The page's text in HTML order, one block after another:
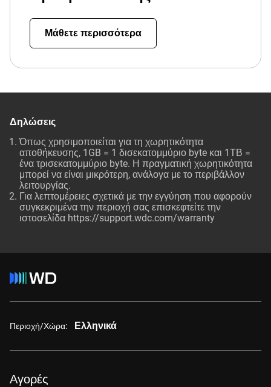
Μάθετε περισσότερα
Δηλώσεις
Όπως χρησιμοποιείται για τη χωρητικότητα
αποθήκευσης, 1GB = 1 δισεκατομμύριο byte και 1ΤΒ =
ένα τρισεκατομμύριο byte. Η πραγματική χωρητικότητα
μπορεί να είναι μικρότερη, ανάλογα με το περιβάλλον
λειτουργίας.
Για λεπτομέρειες σχετικά με την εγγύηση που αφορούν
συγκεκριμένα την περιοχή σας επισκεφτείτε την
ιστοσελίδα https://support.wdc.com/warranty
Περιοχή/Χώρα: Ελληνικά
Αγορές